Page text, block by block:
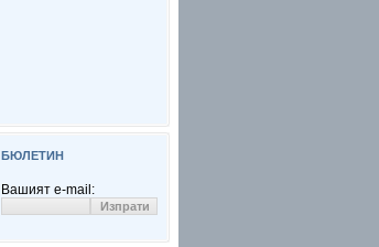
БЮЛЕТИН
Вашият e-mail: